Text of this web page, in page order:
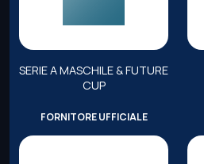
SERIE A MASCHILE & FUTURE
CUP
FORNITORE UFFICIALE